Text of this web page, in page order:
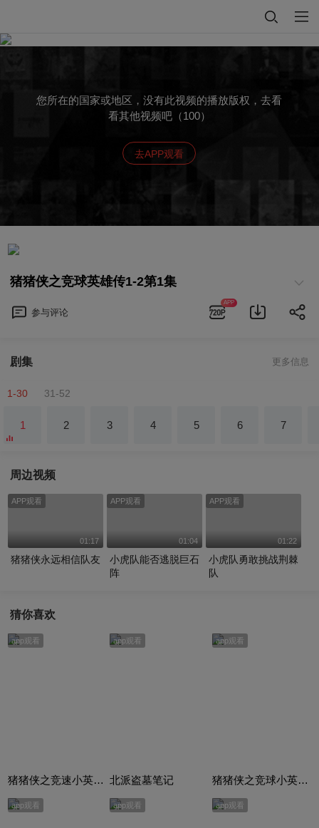
您所在的国家或地区，没有此视频的播放版权，去看
看其他视频吧（100）
去APP观看
猪猪侠之竞球英雄传1-2第1集
参与评论
APP
剧集 更多信息
1-30 31-52
1 2 3 4 5 6 7
周边视频
APP观看
01:17
猪猪侠永远相信队友
APP观看
01:04
小虎队能否逃脱巨石
阵
APP观看
01:22
小虎队勇敢挑战荆棘
队
猜你喜欢
app观看
猪猪侠之竞速小英雄合集
app观看
北派盗墓笔记
app观看
猪猪侠之竞球小英雄合集
app观看 app观看 app观看